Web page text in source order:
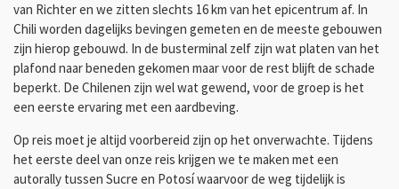
van Richter en we zitten slechts 16 km van het epicentrum af. In
Chili worden dagelijks bevingen gemeten en de meeste gebouwen
zijn hierop gebouwd. In de busterminal zelf zijn wat platen van het
plafond naar beneden gekomen maar voor de rest blijft de schade
beperkt. De Chilenen zijn wel wat gewend, voor de groep is het
een eerste ervaring met een aardbeving.
Op reis moet je altijd voorbereid zijn op het onverwachte. Tijdens
het eerste deel van onze reis krijgen we te maken met een
autorally tussen Sucre en Potosí waarvoor de weg tijdelijk is